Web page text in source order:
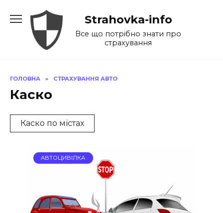
до
Strahovka-info
Все що потрібно знати про
страхування
ГОЛОВНА » СТРАХУВАННЯ АВТО
Каско
Каско по містах
АВТОЦИВІЛКА